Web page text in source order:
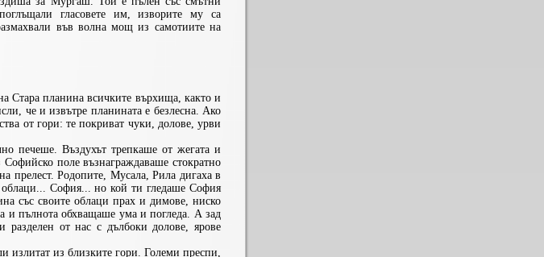
гласовете им, изворите му са
във волна мощ из самотиите на
Стара планина всичките върхища, както и
че и извътре планината е безлесна. Ако
от гори: те покриват чуки, долове, урви
печеше. Въздухът трепкаше от жегата и
поле възнаграждаваше стократно
прелест. Родопите, Мусала, Рила дигаха в
София... но кой ти гледаше София
със своите облаци прах и димове, ниско
и пълнота обхващаше ума и погледа. А зад
разделен от нас с дълбоки долове, ярове
излитат из близките гори. Големи преспи,